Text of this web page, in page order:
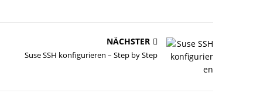
NÄCHSTER
Suse SSH konfigurieren – Step by Step